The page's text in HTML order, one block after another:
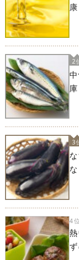
2
3
4位